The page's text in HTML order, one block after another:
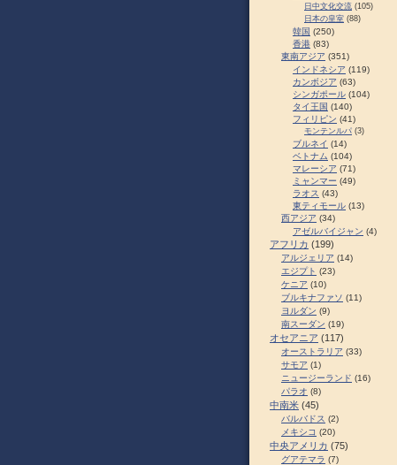
日中文化交流 (105)
日本の皇室 (88)
韓国 (250)
香港 (83)
東南アジア (351)
インドネシア (119)
カンボジア (63)
シンガポール (104)
タイ王国 (140)
フィリピン (41)
モンテンルパ (3)
ブルネイ (14)
ベトナム (104)
マレーシア (71)
ミャンマー (49)
ラオス (43)
東ティモール (13)
西アジア (34)
アゼルバイジャン (4)
アフリカ (199)
アルジェリア (14)
エジプト (23)
ケニア (10)
ブルキナファソ (11)
ヨルダン (9)
南スーダン (19)
オセアニア (117)
オーストラリア (33)
サモア (1)
ニュージーランド (16)
パラオ (8)
中南米 (45)
バルバドス (2)
メキシコ (20)
中央アメリカ (75)
グアテマラ (7)